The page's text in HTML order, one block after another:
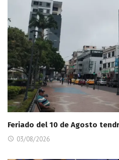
Feriado del 10 de Agosto
03/08/2026